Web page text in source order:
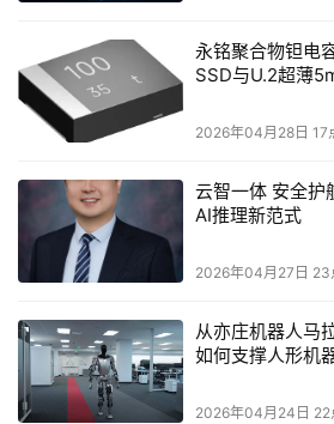
业运用的特性与安全性，并且在此过
利费。Linux基金会内部的这种治理
在开发AI和混合云原生应用时，既可
富的特性集和最佳的开源计算软硬件
其良好的兼容性。
红帽首席技术官Chris Wright表示
付开源式创新技术方面，IBM和
系统将更加大有作为，为此我们感到
与架构无关的开放式接口实现
永铭聚合物钽电
SSD与U.2超薄
2026年04月28日 17
云智一体 安全护
AI推理新范式
2026年04月27日 23
从亦庄机器人马
如何支撑人形机
2026年04月24日 22